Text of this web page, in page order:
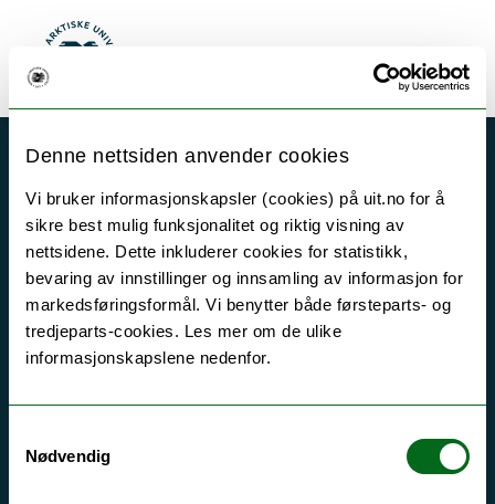
Denne nettsiden anvender cookies
Vi bruker informasjonskapsler (cookies) på uit.no for å
sikre best mulig funksjonalitet og riktig visning av
nettsidene. Dette inkluderer cookies for statistikk,
bevaring av innstillinger og innsamling av informasjon for
markedsføringsformål. Vi benytter både førsteparts- og
tredjeparts-cookies. Les mer om de ulike
informasjonskapslene nedenfor.
Nødvendig
Gå til hovedinnhold
UiT Norges arktiske universitet Meny
Akutt hjelp
Si ifra!
Sikkerhet, beredskap og personvern
Informasjonskapsler
Tilgjengelighetserklæring
For skoler